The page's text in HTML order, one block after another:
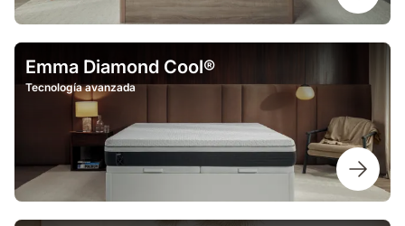
Emma Diamond Cool®
Tecnología avanzada